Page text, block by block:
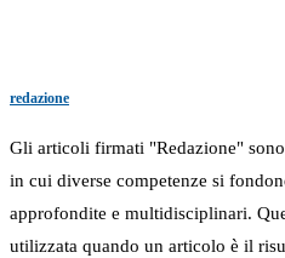
redazione
Gli articoli firmati "Redazione"
in cui diverse competenze si
approfondite e multidisciplinari.
utilizzata quando un articolo è il